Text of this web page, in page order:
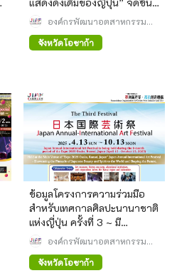
แสดงดั้งเดิมของญี่ปุ่น” จัดขึ้นที่
พื้นที่จัดงาน Osaka Kansai
องค์กรพัฒนาอุตสาหกรรม
จังหวัดโอซาก้า
ข้อมูลโครงการความร่วมมือ
สำหรับเทศกาลศิลปะนานาชาติ
แห่งญี่ปุ่น ครั้งที่ 3 ~ มี
โครงการต่างๆ กว่า 58
หอศิลป์และพิพิธภัณฑ์ทั่ว
องค์กรพัฒนาอุตสาหกรรม
จังหวัดโอซาก้า